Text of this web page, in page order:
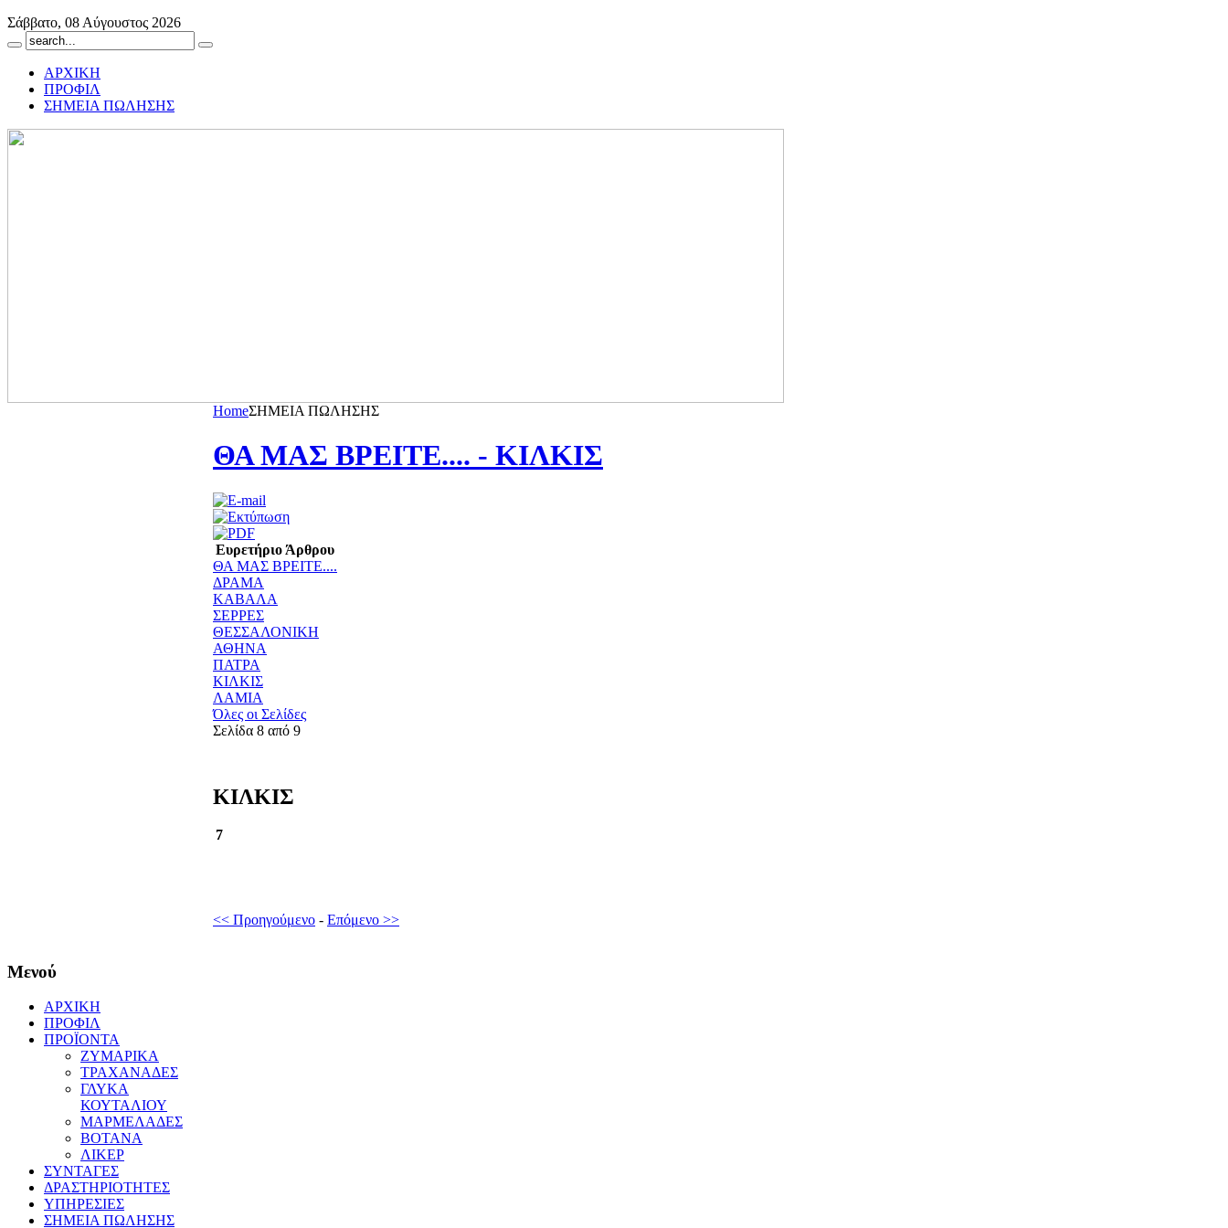
Σάββατο, 08 Αύγουστος 2026
ΑΡΧΙΚΗ
ΠΡΟΦΙΛ
ΣΗΜΕΙΑ ΠΩΛΗΣΗΣ
HomeΣΗΜΕΙΑ ΠΩΛΗΣΗΣ
ΘΑ ΜΑΣ ΒΡΕΙΤΕ.... - ΚΙΛΚΙΣ
Ευρετήριο Άρθρου
ΘΑ ΜΑΣ ΒΡΕΙΤΕ....
ΔΡΑΜΑ
ΚΑΒΑΛΑ
ΣΕΡΡΕΣ
ΘΕΣΣΑΛΟΝΙΚΗ
ΑΘΗΝΑ
ΠΑΤΡΑ
ΚΙΛΚΙΣ
ΛΑΜΙΑ
Όλες οι Σελίδες
Σελίδα 8 από 9
ΚΙΛΚΙΣ
7
<< Προηγούμενο - Επόμενο >>
Μενού
ΑΡΧΙΚΗ
ΠΡΟΦΙΛ
ΠΡΟΪΟΝΤΑ
ΖΥΜΑΡΙΚΑ
ΤΡΑΧΑΝΑΔΕΣ
ΓΛΥΚΑ
ΚΟΥΤΑΛΙΟΥ
ΜΑΡΜΕΛΑΔΕΣ
ΒΟΤΑΝΑ
ΛΙΚΕΡ
ΣΥΝΤΑΓΕΣ
ΔΡΑΣΤΗΡΙΟΤΗΤΕΣ
ΥΠΗΡΕΣΙΕΣ
ΣΗΜΕΙΑ ΠΩΛΗΣΗΣ